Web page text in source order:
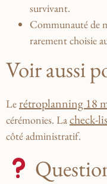
survivant.
Communauté de
rarement choisie
Voir aussi
Lerétroplanning 18
cérémonies. Lacheck-
côté administratif.